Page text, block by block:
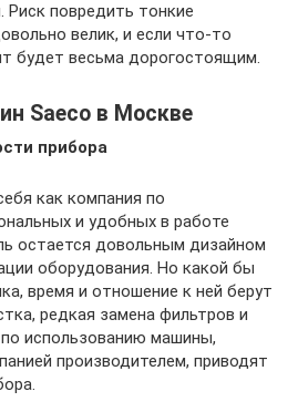
повредить тонкие
велик, и если что-то
будет весьма дорогостоящим.
Saeco в Москве
прибора
как компания по
и удобных в работе
остается довольным дизайном
оборудования. Но какой бы
время и отношение к ней берут
редкая замена фильтров и
по использованию машины,
производителем, приводят